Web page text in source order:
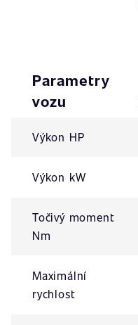
Parametry
vozu
Výkon HP
Výkon kW
Točivý moment
Nm
Maximální
rychlost